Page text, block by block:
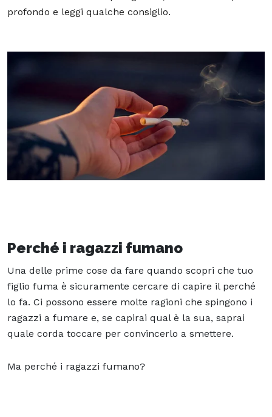
profondo e leggi qualche consiglio.
Perché i ragazzi fumano
Una delle prime cose da fare quando scopri che tuo
figlio fuma è sicuramente cercare di capire il perché
lo fa. Ci possono essere molte ragioni che spingono i
ragazzi a fumare e, se capirai qual è la sua, saprai
quale corda toccare per convincerlo a smettere.
Ma perché i ragazzi fumano?